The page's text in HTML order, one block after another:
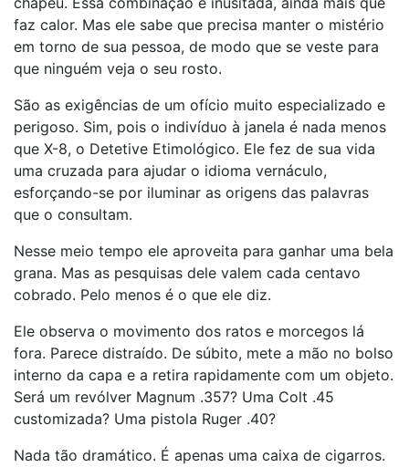
faz calor. Mas ele sabe que precisa manter o mistério
em torno de sua pessoa, de modo que se veste para
que ninguém veja o seu rosto.
São as exigências de um ofício muito especializado e
perigoso. Sim, pois o indivíduo à janela é nada menos
que X-8, o Detetive Etimológico. Ele fez de sua vida
uma cruzada para ajudar o idioma vernáculo,
esforçando-se por iluminar as origens das palavras
que o consultam.
Nesse meio tempo ele aproveita para ganhar uma bela
grana. Mas as pesquisas dele valem cada centavo
cobrado. Pelo menos é o que ele diz.
Ele observa o movimento dos ratos e morcegos lá
fora. Parece distraído. De súbito, mete a mão no bolso
interno da capa e a retira rapidamente com um objeto.
Será um revólver Magnum .357? Uma Colt .45
customizada? Uma pistola Ruger .40?
Nada tão dramático. É apenas uma caixa de cigarros.